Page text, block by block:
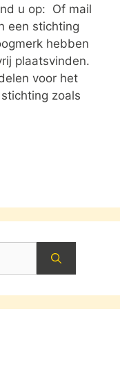
u op: Of mail
een stichting
hebben
plaatsvinden.
voor het
zoals